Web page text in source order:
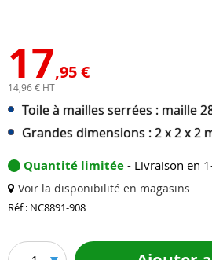
17,95 €
14,96 € HT
Toile à mailles serrées : maille
Grandes dimensions : 2 x 2 x 2
Quantité limitée - Livraison en
Voir la disponibilité en magasins
Réf : NC8891-908